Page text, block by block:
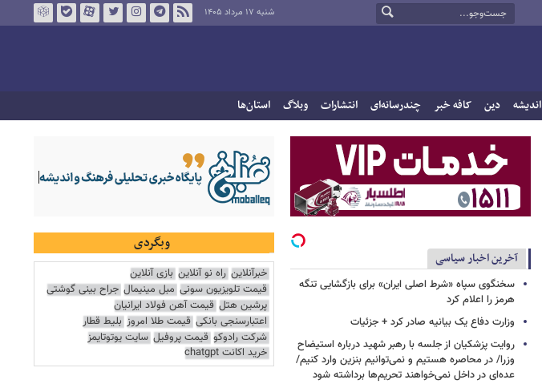
شنبه ۱۷ مرداد ۱۴۰۵
اندیشه دین کافه خبر چندرسانه‌ای انتشارات وبلاگ استان‌ها
آخرین اخبار سیاسی
سخنگوی سپاه «شرط اصلی ایران» برای بازگشایی تنگه
هرمز را اعلام کرد
وزارت دفاع یک بیانیه صادر کرد + جزئیات
روایت پزشکیان از جلسه با رهبر شهید درباره استیضاح
وزرا/ در محاصره هستیم و نمی‌توانیم بنزین وارد کنیم/
عده‌ای در داخل نمی‌خواهند تحریم‌ها برداشته شود
وبگردی
خبرآنلاین راه نو آنلاین بازی آنلاین
قیمت تلویزیون سونی مبل مینیمال جراح بینی گوشتی
پرشین هتل قیمت آهن فولاد ایرانیان
اعتبارسنجی بانکی قیمت طلا امروز بلیط قطار
شرکت رادوکو قیمت پروفیل سایت یوتوتایمز
خرید اکانت chatgpt